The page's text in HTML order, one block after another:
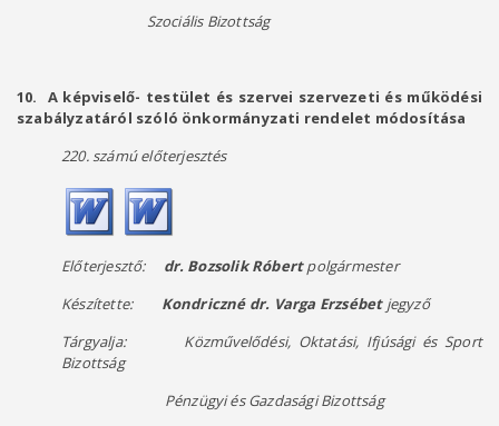
Szociális Bizottság
10.
A képviselő- testület és szervei szervezeti és működési
szabályzatáról szóló önkormányzati rendelet módosítása
220. számú előterjesztés
Előterjesztő: dr. Bozsolik Róbertpolgármester
Készítette: Kondriczné dr. Varga Erzsébet jegyző
Tárgyalja: Közművelődési, Oktatási, Ifjúsági és Sport
Bizottság
Pénzügyi és Gazdasági Bizottság